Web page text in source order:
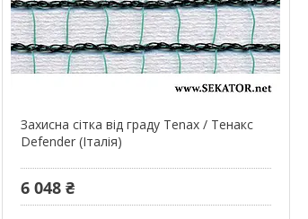
Захисна сітка від граду Tenax / Тенакс
Defender (Італія)
6 048 ₴